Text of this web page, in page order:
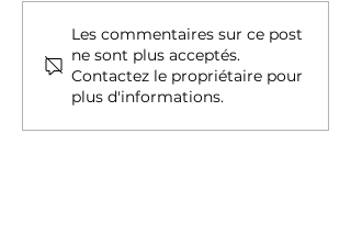
Photo / théâtre 2024 :
Projet "Slam Inspire" -
Slam "Petite Fille"
Les commentaires sur ce post
ne sont plus acceptés.
Contactez le propriétaire pour
plus d'informations.